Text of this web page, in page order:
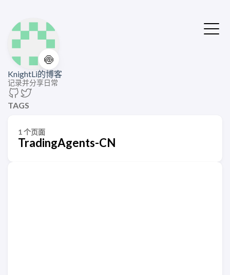
🍥
KnightLi的博客
记录并分享日常
TAGS
1 个页面
TradingAgents-CN